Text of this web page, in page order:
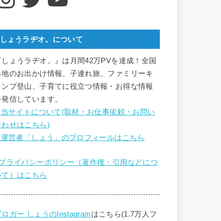
しょうラヂオ。について
しょうラヂオ。』は月間42万PVを達成！全国
地のお出かけ情報、子連れ旅、ファミリーキ
ンプ登山、子育てに役立つ情報・お得な情報
信しています。
サイトについて(取材・お仕事依頼・お問い
わせはこちら)
営者「しょう」のプロフィールはこちら
ライバシーポリシー（著作権・引用などにつ
て）はこちら
ロガー しょうのInstagramはこちら(1.7万人フ